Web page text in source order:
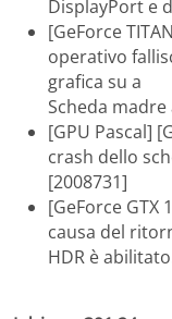
DisplayPort e
[GeForce
operativo
grafica su a
Scheda
[GPU Pascal]
crash dello
[2008731]
[GeForce GTX
causa del
HDR è